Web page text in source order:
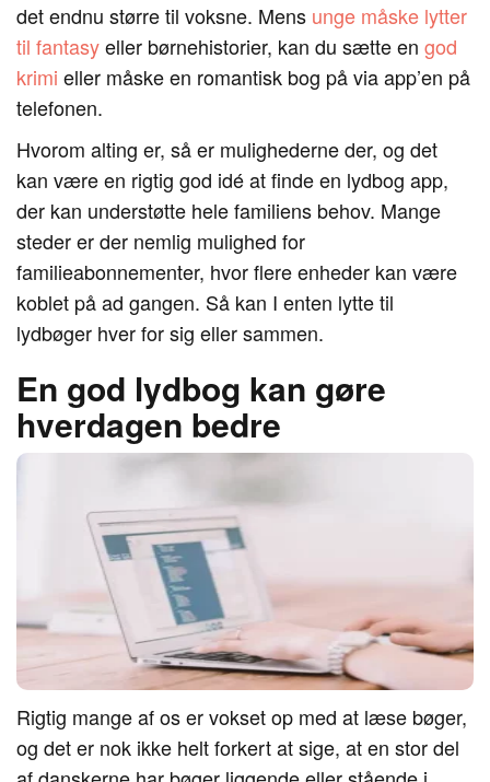
det endnu større til voksne. Mens unge måske lytter
til fantasyeller børnehistorier, kan du sætte en god
krimi eller måske en romantisk bog på via app’en på
telefonen.
Hvorom alting er, så er mulighederne der, og det
kan være en rigtig god idé at finde en lydbog app,
der kan understøtte hele familiens behov. Mange
steder er der nemlig mulighed for
familieabonnementer, hvor flere enheder kan være
koblet på ad gangen. Så kan I enten lytte til
lydbøger hver for sig eller sammen.
En god lydbog kan gøre
hverdagen bedre
Rigtig mange af os er vokset op med at læse bøger,
og det er nok ikke helt forkert at sige, at en stor del